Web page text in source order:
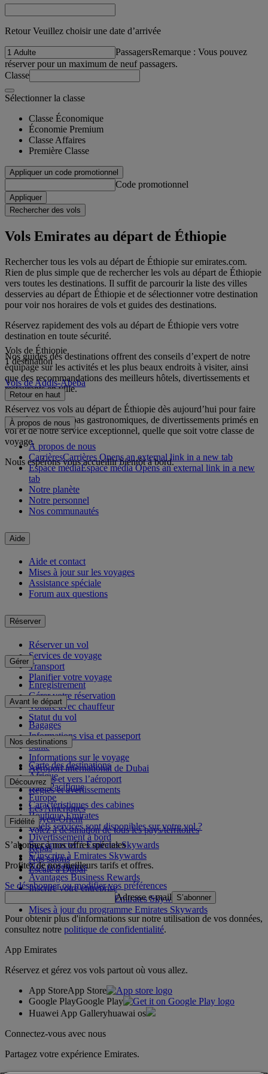
Retour Veuillez choisir une date d’arrivée
PassagersRemarque : Vous pouvez
réserver pour un maximum de neuf passagers.
Classe
Sélectionner la classe
Classe Économique
Économie Premium
Classe Affaires
Première Classe
Appliquer un code promotionnel
Code promotionnel
Appliquer
Rechercher des vols
Vols Emirates au départ de Éthiopie
Rechercher tous les vols au départ de Éthiopie sur emirates.com.
Rien de plus simple que de rechercher les vols au départ de Éthiopie
vers toutes les destinations. Il suffit de parcourir la liste des villes
desservies au départ de Éthiopie et de sélectionner votre destination
pour voir nos horaires de vols et guides des destinations.
Réservez rapidement des vols au départ de Éthiopie vers votre
destination en toute sécurité.
Nos guides des destinations offrent des conseils d’expert de notre
équipage sur les activités et les plus beaux endroits à visiter, ainsi
que des recommandations des meilleurs hôtels, divertissements et
restaurants en ville.
Réservez vos vols au départ de Éthiopie dès aujourd’hui pour faire
l’expérience de repas gastronomiques, de divertissements primés en
vol et de notre service exceptionnel, quelle que soit votre classe de
voyage.
Nous espérons vous accueillir bientôt à bord.
Vols de Éthiopie
1 destination
Vols de Addis-Abeba
Retour en haut
À propos de nous
À propos de nous
CarrièresCarrières Opens an external link in a new tab
Espace médiaEspace média Opens an external link in a new
tab
Notre planète
Notre personnel
Nos communautés
Aide
Aide et contact
Mises à jour sur les voyages
Assistance spéciale
Forum aux questions
Réserver
Réserver un vol
Services de voyage
Transport
Planifier votre voyage
Gérer
Enregistrement
Gérer votre réservation
Voiture avec chauffeur
Statut du vol
Avant le départ
Bagages
Informations visa et passeport
Santé
Informations sur le voyage
Aéroport international de Dubai
Depuis et vers l’aéroport
Règles et avertissements
Nos destinations
Carte des destinations
Afrique
Asie-Pacifique
Europe
Les Amériques
Moyen-Orient
Volez à destination de tous les pays/territoires
Découvrez
Caractéristiques des cabines
Boutique Emirates
Quels services sont disponibles sur votre vol ?
Divertissement à bord
Repas
Nos salons
Escale à Dubai
Fidélité
Se connecter à Emirates Skywards
S’inscrire à Emirates Skywards
Nos partenaires
Avantages Business Rewards
Inscrire votre entreprise
Règles du programme Emirates Skywards
Mises à jour du programme Emirates Skywards
S’abonner à nos offres spéciales
Profitez de nos meilleurs tarifs et offres.
Se désabonner ou modifier vos préférences
Adresse e-mail S’abonner
Pour obtenir plus d'informations sur notre utilisation de vos données,
consultez notre politique de confidentialité.
App Emirates
Réservez et gérez vos vols partout où vous allez.
App StoreApp Store
Google PlayGoogle Play
Huawei App Galleryhuawai os
Connectez-vous avec nous
Partagez votre expérience Emirates.